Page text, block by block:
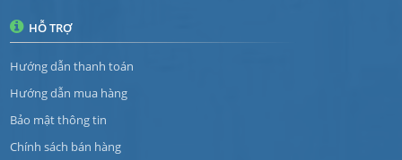
HỖ TRỢ
Hướng dẫn thanh toán
Hướng dẫn mua hàng
Bảo mật thông tin
Chính sách bán hàng